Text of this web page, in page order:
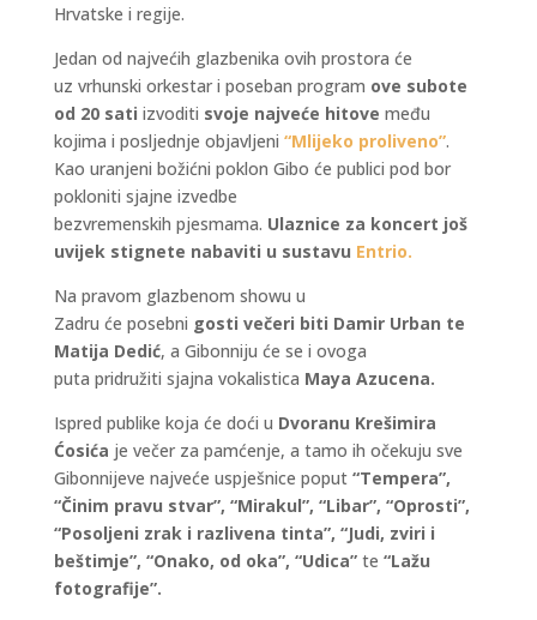
Hrvatske i regije.
Jedan od najvećih glazbenika ovih prostora će
uz vrhunski orkestar i poseban program ove subote
od 20 sati izvoditi svoje najveće hitove među
kojima i posljednje objavljeni “Mlijeko proliveno”.
Kao uranjeni božićni poklon Gibo će publici pod bor
pokloniti sjajne izvedbe
bezvremenskih pjesmama. Ulaznice za koncert još
uvijek stignete nabaviti u sustavu Entrio.
Na pravom glazbenom showu u
Zadru će posebni gosti večeri biti Damir Urban te
Matija Dedić, a Gibonniju će se i ovoga
puta pridružiti sjajna vokalistica Maya Azucena.
Ispred publike koja će doći u Dvoranu Krešimira
Ćosića je večer za pamćenje, a tamo ih očekuju sve
Gibonnijeve najveće uspješnice poput “Tempera”,
“Činim pravu stvar”, “Mirakul”, “Libar”, “Oprosti”,
“Posoljeni zrak i razlivena tinta”, “Judi, zviri i
beštimje”, “Onako, od oka”, “Udica” te “Lažu
fotografije”.